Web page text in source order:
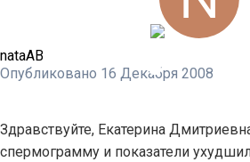
nataAB
Опубликовано 16 Декабря 2008
Здравствуйте, Екатерина
спермограмму и показатели